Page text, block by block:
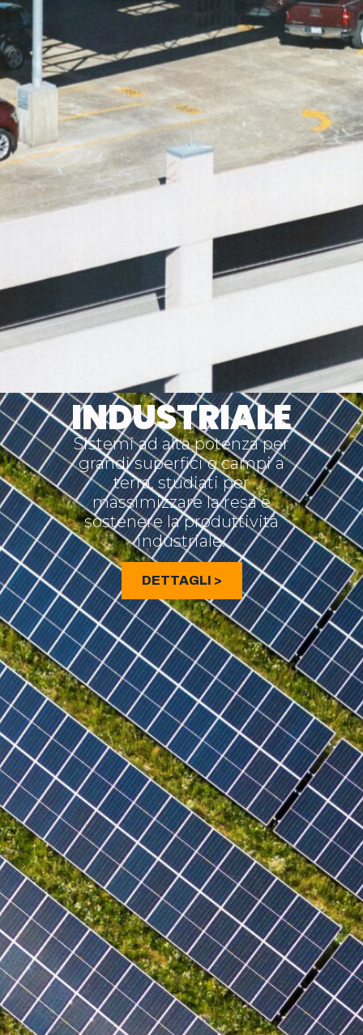
INDUSTRIALE
Sistemi ad alta potenza per
grandi superfici o campi a
terra, studiati per
massimizzare la resa e
sostenere la produttività
industriale.
DETTAGLI >